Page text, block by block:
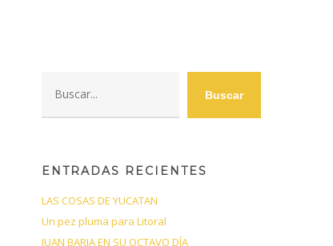
Buscar
ENTRADAS RECIENTES
LAS COSAS DE YUCATAN
Un pez pluma para Litoral
JUAN BARJA EN SU OCTAVO DÍA